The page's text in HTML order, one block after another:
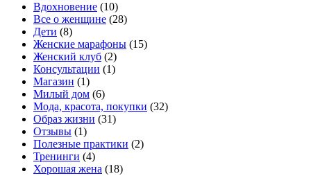
Вдохновение (10)
Все о женщине (28)
Дети (8)
Женские марафоны (15)
Женский клуб (2)
Консультации (1)
Магазин (1)
Милый дом (6)
Мода, красота, покупки (32)
Образ жизни (31)
Отзывы (1)
Полезные практики (2)
Тренинги (4)
Хорошая жена (18)